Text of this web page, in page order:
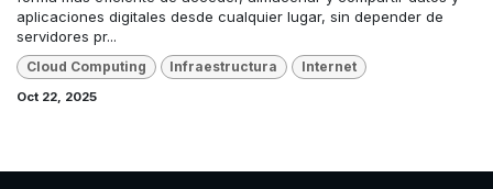
aplicaciones digitales desde cualquier lugar, sin depender de
servidores pr...
Cloud Computing Infraestructura Internet
Oct 22, 2025